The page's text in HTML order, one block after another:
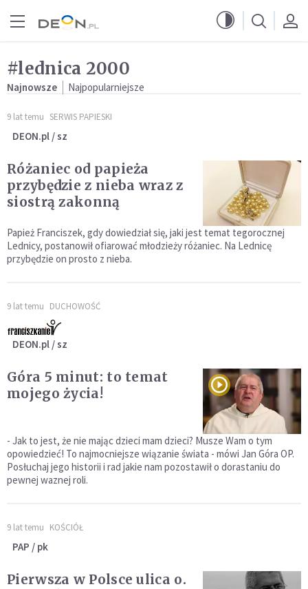
#lednica 2000
Najnowsze Najpopularniejsze
9 lat temu SERWIS PAPIESKI
DEON.pl / sz
Różaniec od papieża
przybędzie z nieba wraz z
siostrą zakonną
Papież Franciszek, gdy dowiedział się, jaki jest temat tegorocznej
Lednicy, postanowił ofiarować młodzieży różaniec. Na Lednicę
przybędzie on prosto z nieba.
9 lat temu DUCHOWOŚĆ
DEON.pl / sz
Góra 5 minut: to temat
mojego życia!
- Jak to jest, że nie mając dzieci mam dzieci? Musze Wam o tym
opowiedzieć! To najmocniejsze wiązanie świata - mówi Jan Góra OP.
Posłuchaj jego historii i rad jakie nam pozostawił o dorastaniu do
pewnej waznej roli.
9 lat temu KOŚCIÓŁ
PAP / pk
Pierwsza w Polsce ulica o.